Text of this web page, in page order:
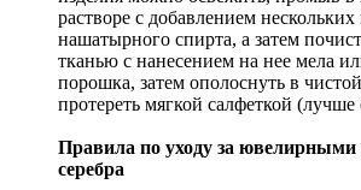
растворе с добавлением нескольких
нашатырного спирта, а затем
тканью с нанесением на нее мела
порошка, затем ополоснуть в
протереть мягкой салфеткой
Правила по уходу за ювелирными
серебра